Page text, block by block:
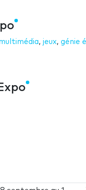
, jeux, génie